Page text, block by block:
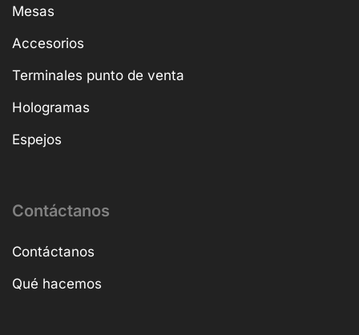
Mesas
Accesorios
Terminales punto de venta
Hologramas
Espejos
Contáctanos
Contáctanos
Qué hacemos